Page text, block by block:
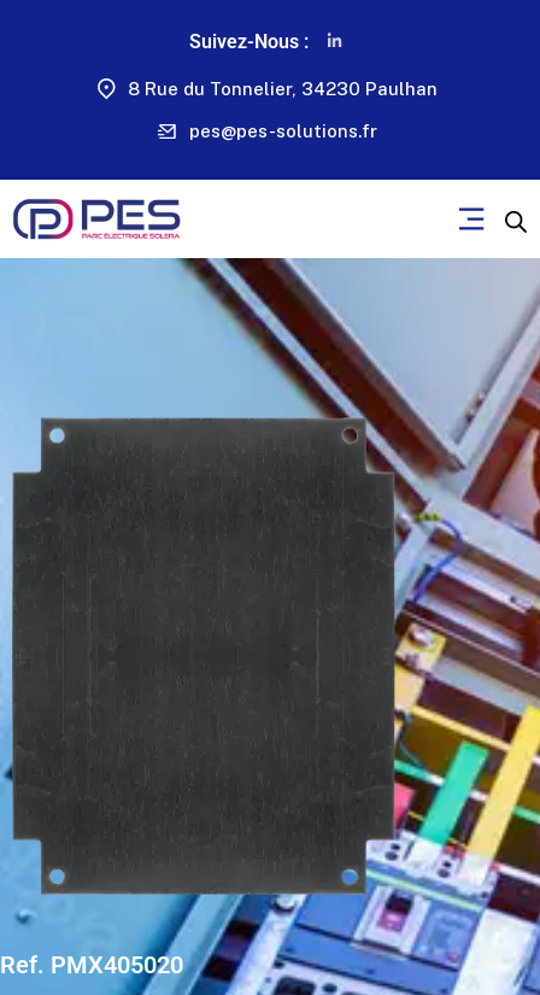
Suivez-Nous :
8 Rue du Tonnelier, 34230 Paulhan
pes@pes-solutions.fr
Ref. PMX405020